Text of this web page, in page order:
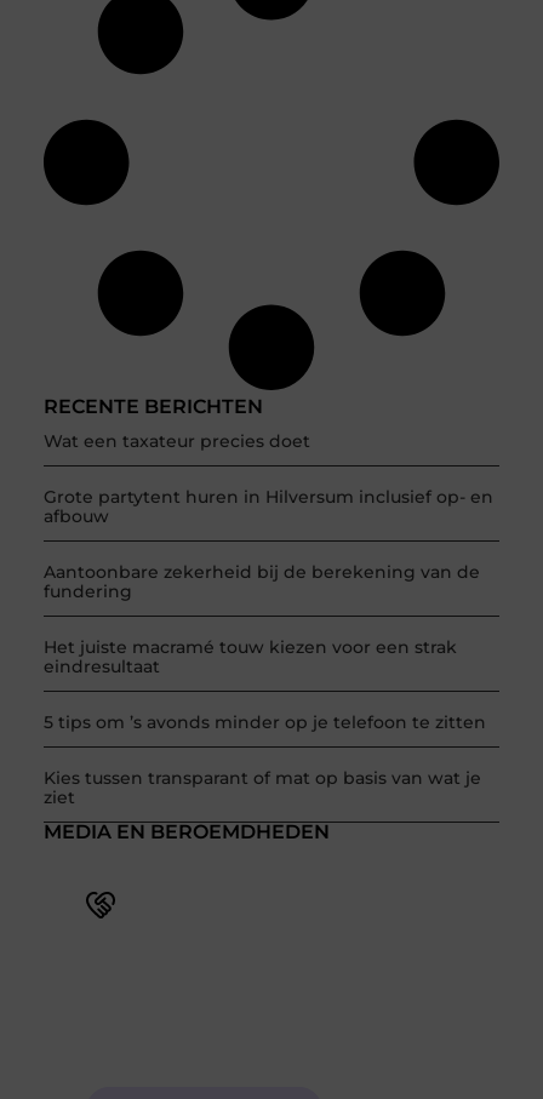
RECENTE BERICHTEN
Wat een taxateur precies doet
Grote partytent huren in Hilversum inclusief op- en
afbouw
Aantoonbare zekerheid bij de berekening van de
fundering
Het juiste macramé touw kiezen voor een strak
eindresultaat
5 tips om ’s avonds minder op je telefoon te zitten
Kies tussen transparant of mat op basis van wat je
ziet
MEDIA EN BEROEMDHEDEN